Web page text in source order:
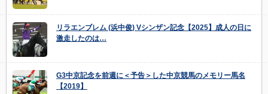
リラエンブレム (浜中俊) Vシンザン記念【2025】成人の日に
激走したのは…
G3中京記念を前週に＜予告＞した中京競馬のメモリー馬名
【2019】